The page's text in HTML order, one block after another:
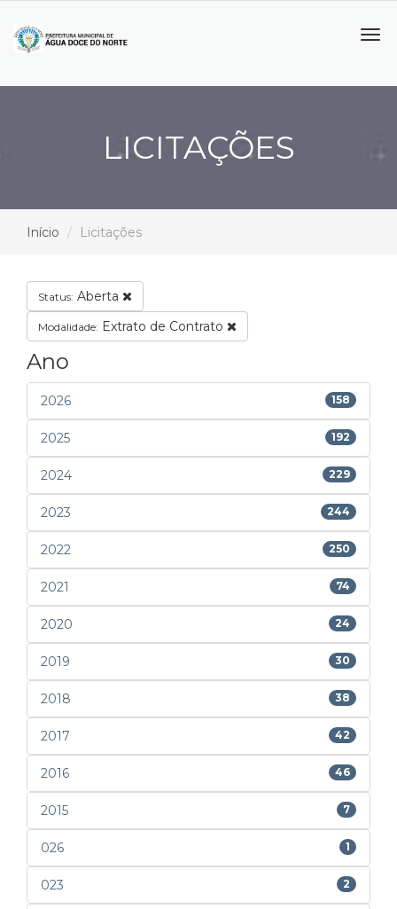
LICITAÇÕES
Início Licitações
Status: Aberta
Modalidade: Extrato de Contrato
Ano
2026 158
2025 192
2024 229
2023 244
2022 250
2021 74
2020 24
2019 30
2018 38
2017 42
2016 46
2015 7
026 1
023 2